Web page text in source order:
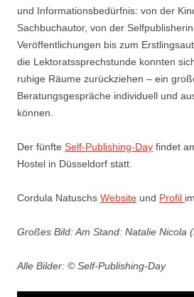
und Informationsbedürfnis: von der
Sachbuchautor, von der
Veröffentlichungen bis zum
die Lektoratssprechstunde konnten
ruhige Räume zurückziehen – ein
Beratungsgespräche individuell und
können.
Der fünfte Self-Publishing-Day findet
Hostel in Düsseldorf statt.
Cordula Natuschs Website und Profil
Großes Bild: Am Stand: Natalie Nicola
Alle Bilder: © Self-Publishing-Day